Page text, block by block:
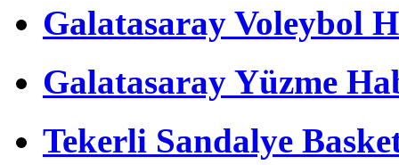
Galatasaray Voleybol
Galatasaray Yüzme
Tekerli Sandalye